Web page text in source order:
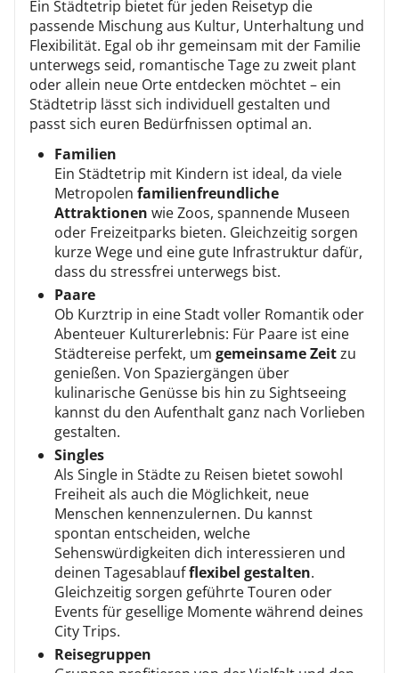
Ein Städtetrip bietet für jeden Reisetyp die
passende Mischung aus Kultur, Unterhaltung und
Flexibilität. Egal ob ihr gemeinsam mit der Familie
unterwegs seid, romantische Tage zu zweit plant
oder allein neue Orte entdecken möchtet – ein
Städtetrip lässt sich individuell gestalten und
passt sich euren Bedürfnissen optimal an.
Familien
Ein Städtetrip mit Kindern ist ideal, da viele
Metropolen familienfreundliche
Attraktionen wie Zoos, spannende Museen
oder Freizeitparks bieten. Gleichzeitig sorgen
kurze Wege und eine gute Infrastruktur dafür,
dass du stressfrei unterwegs bist.
Paare
Ob Kurztrip in eine Stadt voller Romantik oder
Abenteuer Kulturerlebnis: Für Paare ist eine
Städtereise perfekt, um gemeinsame Zeitzu
genießen. Von Spaziergängen über
kulinarische Genüsse bis hin zu Sightseeing
kannst du den Aufenthalt ganz nach Vorlieben
gestalten.
Singles
Als Single in Städte zu Reisen bietet sowohl
Freiheit als auch die Möglichkeit, neue
Menschen kennenzulernen. Du kannst
spontan entscheiden, welche
Sehenswürdigkeiten dich interessieren und
deinen Tagesablaufflexibel gestalten.
Gleichzeitig sorgen geführte Touren oder
Events für gesellige Momente während deines
City Trips.
Reisegruppen